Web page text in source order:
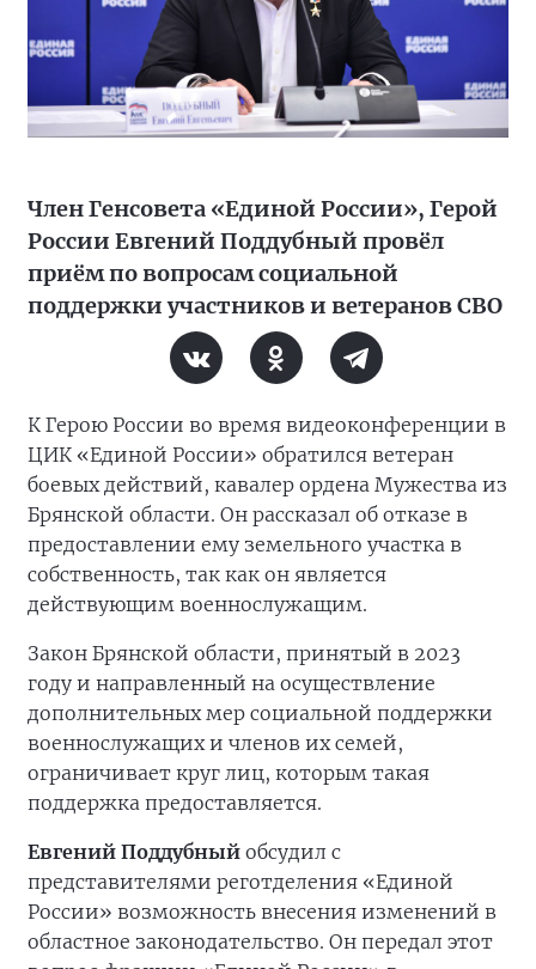
Член Генсовета «Единой России», Герой
России Евгений Поддубный провёл
приём по вопросам социальной
поддержки участников и ветеранов СВО
К Герою России во время видеоконференции в
ЦИК «Единой России» обратился ветеран
боевых действий, кавалер ордена Мужества из
Брянской области. Он рассказал об отказе в
предоставлении ему земельного участка в
собственность, так как он является
действующим военнослужащим.
Закон Брянской области, принятый в 2023
году и направленный на осуществление
дополнительных мер социальной поддержки
военнослужащих и членов их семей,
ограничивает круг лиц, которым такая
поддержка предоставляется.
Евгений Поддубный обсудил с
представителями реготделения «Единой
России» возможность внесения изменений в
областное законодательство. Он передал этот